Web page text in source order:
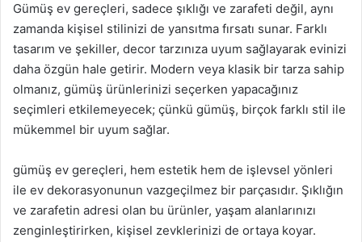
Gümüş ev gereçleri, sadece şıklığı ve zarafeti değil, aynı
zamanda kişisel stilinizi de yansıtma fırsatı sunar. Farklı
tasarım ve şekiller, decor tarzınıza uyum sağlayarak evinizi
daha özgün hale getirir. Modern veya klasik bir tarza sahip
olmanız, gümüş ürünlerinizi seçerken yapacağınız
seçimleri etkilemeyecek; çünkü gümüş, birçok farklı stil ile
mükemmel bir uyum sağlar.
gümüş ev gereçleri, hem estetik hem de işlevsel yönleri
ile ev dekorasyonunun vazgeçilmez bir parçasıdır. Şıklığın
ve zarafetin adresi olan bu ürünler, yaşam alanlarınızı
zenginleştirirken, kişisel zevklerinizi de ortaya koyar.